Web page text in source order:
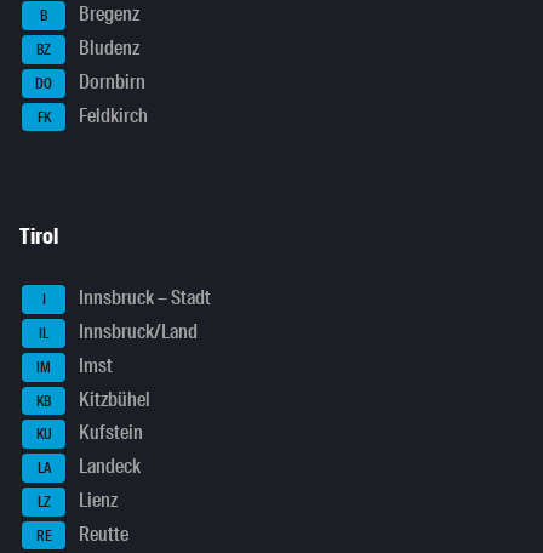
B Bregenz
BZ Bludenz
DO Dornbirn
FK Feldkirch
Tirol
I Innsbruck – Stadt
IL Innsbruck/Land
IM Imst
KB Kitzbühel
KU Kufstein
LA Landeck
LZ Lienz
RE Reutte